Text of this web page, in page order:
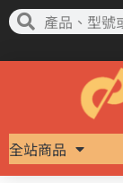
全站商品